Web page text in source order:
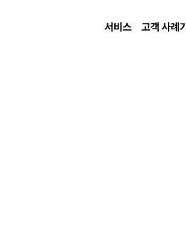
서비스 고객 사례